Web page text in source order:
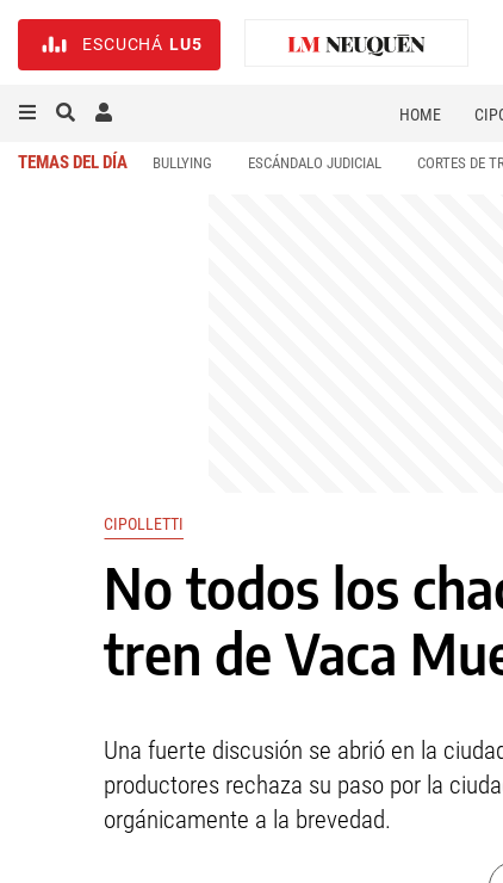
ESCUCHÁ LU5
HOME
TEMAS DEL DÍA BULLYING ESCÁNDALO JUDICIAL CORTES DE
CIPOLLETTI
No todos los
tren de Vaca
Una fuerte discusión se abrió en la
productores rechaza su paso por la
orgánicamente a la brevedad.